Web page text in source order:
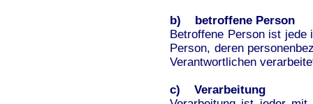
b) betroffene Person
Betroffene Person ist jede
Person, deren
Verantwortlichen
c) Verarbeitung